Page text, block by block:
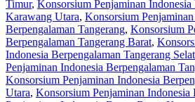
Timur, Konsorsium Penjaminan Indonesia
Karawang Utara, Konsorsium
Berpengalaman Tangerang, Konsorsium
Berpengalaman Tangerang Barat,
Indonesia Berpengalaman Tangerang
Penjaminan Indonesia Berpengalaman
Konsorsium Penjaminan Indonesia
Utara, Konsorsium Penjaminan Indonesia